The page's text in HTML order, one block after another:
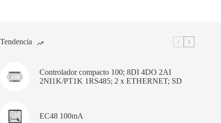
Tendencia
Controlador compacto 100; 8DI 4DO 2AI
2NI1K/PT1K 1RS485; 2 x ETHERNET; SD
EC48 100mA